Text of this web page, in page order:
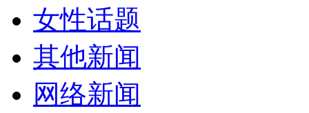
女性话题
其他新闻
网络新闻